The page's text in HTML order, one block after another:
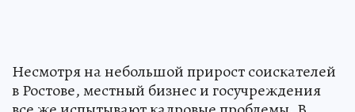
Несмотря на небольшой прирост соискателей
в Ростове, местный бизнес и госучреждения